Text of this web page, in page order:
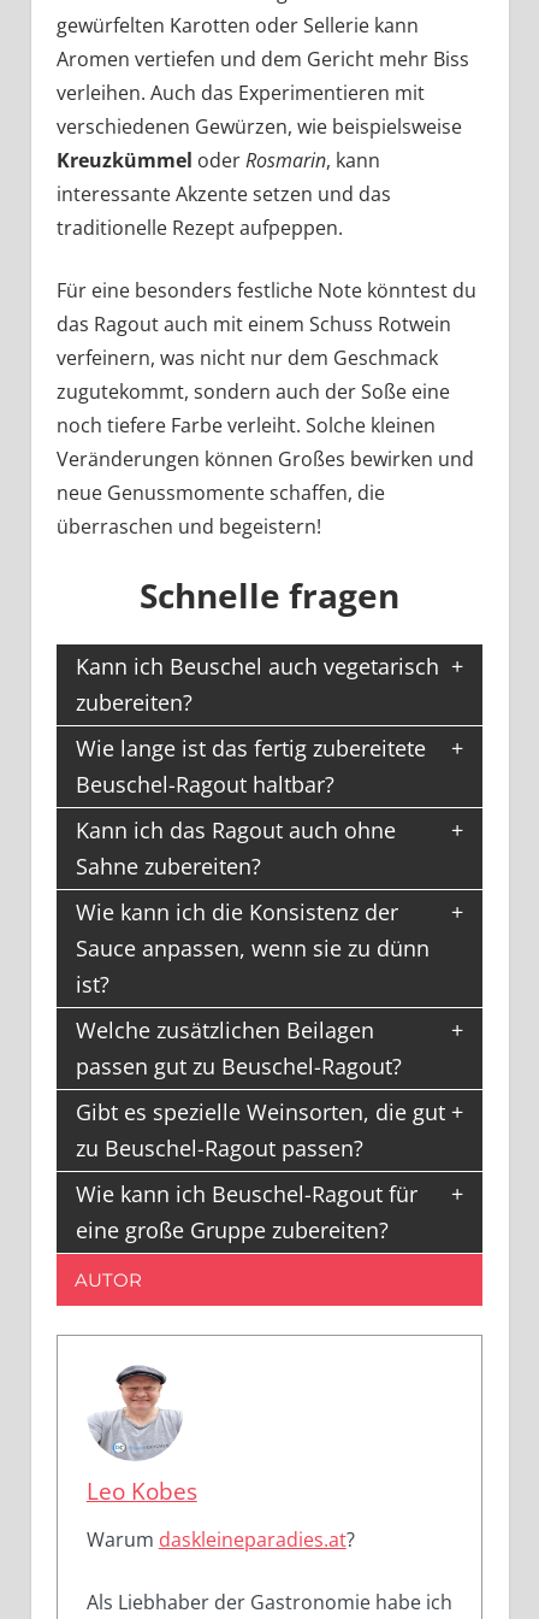
gewürfelten Karotten oder Sellerie kann
Aromen vertiefen und dem Gericht mehr Biss
verleihen. Auch das Experimentieren mit
verschiedenen Gewürzen, wie beispielsweise
Kreuzkümmel oderRosmarin, kann
interessante Akzente setzen und das
traditionelle Rezept aufpeppen.
Für eine besonders festliche Note könntest du
das Ragout auch mit einem Schuss Rotwein
verfeinern, was nicht nur dem Geschmack
zugutekommt, sondern auch der Soße eine
noch tiefere Farbe verleiht. Solche kleinen
Veränderungen können Großes bewirken und
neue Genussmomente schaffen, die
überraschen und begeistern!
Schnelle fragen
Kann ich Beuschel auch vegetarisch
zubereiten?
Wie lange ist das fertig zubereitete
Beuschel-Ragout haltbar?
Kann ich das Ragout auch ohne
Sahne zubereiten?
Wie kann ich die Konsistenz der
Sauce anpassen, wenn sie zu dünn
ist?
Welche zusätzlichen Beilagen
passen gut zu Beuschel-Ragout?
Gibt es spezielle Weinsorten, die gut
zu Beuschel-Ragout passen?
Wie kann ich Beuschel-Ragout für
eine große Gruppe zubereiten?
AUTOR
Leo Kobes
Warum daskleineparadies.at?
Als Liebhaber der Gastronomie habe ich